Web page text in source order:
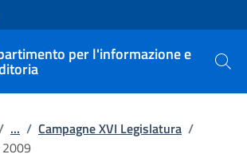
sito
per l'informazione e
Cerca
... / Campagne XVI Legislatura /